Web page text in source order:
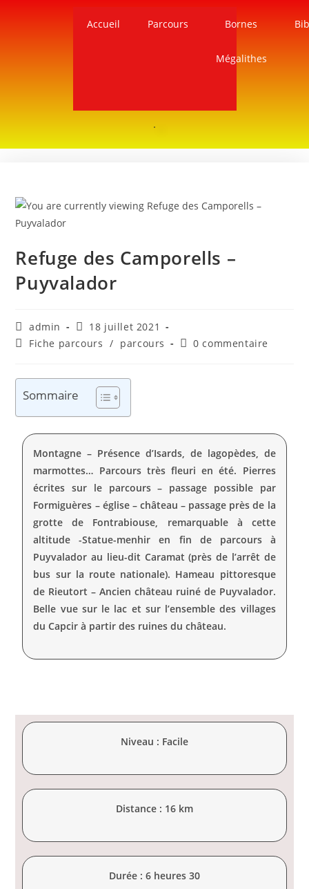
Accueil Parcours Bornes
Mégalithes
Refuge des Camporells –
Puyvalador
admin
18 juillet 2021
Fiche parcours / parcours 0 commentaire
Sommaire
Montagne – Présence d’Isards, de lagopèdes, de
marmottes… Parcours très fleuri en été. Pierres
écrites sur le parcours – passage possible par
Formiguères – église – château – passage près de la
grotte de Fontrabiouse, remarquable à cette
altitude -Statue-menhir en fin de parcours à
Puyvalador au lieu-dit Caramat (près de l’arrêt de
bus sur la route nationale). Hameau pittoresque
de Rieutort – Ancien château ruiné de Puyvalador.
Belle vue sur le lac et sur l’ensemble des villages
du Capcir à partir des ruines du château.
Niveau : Facile
Distance : 16 km
Durée : 6 heures 30